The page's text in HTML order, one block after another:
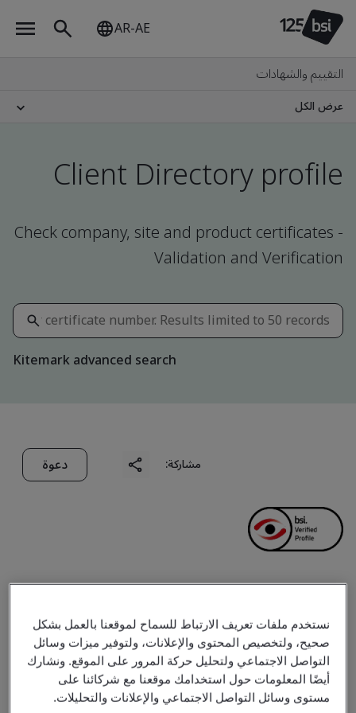
AR-AE
التقييم والشهادات
عرض الكل
Client Directory profile
Check company, site and product certificates -
Validation and Verification
Kitemark advanced search
مشاركة: دعوة
Virtusa Consulting
Service Pvt. Ltd.
Business scope:Design, development, testing,
نستخدم ملفات تعريف الارتباط للسماح لموقعنا بالعمل بشكل
صحيح، ولتخصيص المحتوى والإعلانات، ولتوفير ميزات وسائل
التواصل الاجتماعي ولتحليل حركة المرور على الموقع. ونشارك
أيضًا المعلومات حول استخدامك موقعنا مع شركائنا على
مستوى وسائل التواصل الاجتماعي والإعلانات والتحليلات.